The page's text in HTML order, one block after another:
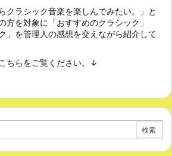
クラシック音楽を楽しんでみたい。」と
方を対象に「おすすめのクラシック」
」を管理人の感想を交えながら紹介して
ちらをご覧ください。↓